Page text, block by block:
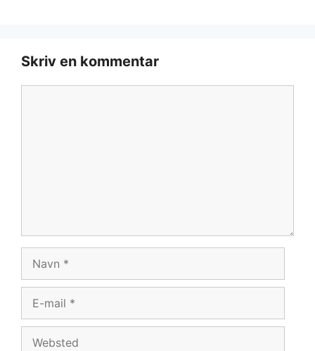
Skriv en kommentar
mail